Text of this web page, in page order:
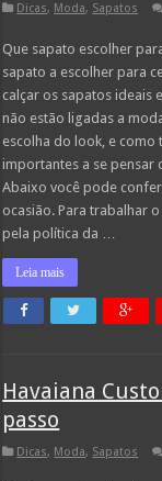
Dicas, Moda, Sapatos
Que sapato escolher
sapato a escolher para
calçar os sapatos ideais
não estão ligadas a
escolha do look, e como
importantes a se pensar
Abaixo você pode
ocasião. Para trabalhar
pela política da …
Leia mais
Havaiana
passo
Dicas, Moda, Sapatos